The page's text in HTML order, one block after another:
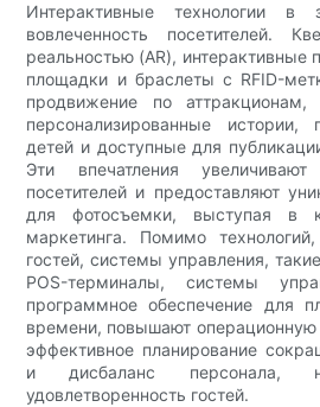
Интерактивные технологии в
вовлеченность посетителей.
реальностью (AR), интерактивные
площадки и браслеты с RFID-
продвижение по аттракционам,
персонализированные истории,
детей и доступные для
Эти впечатления
посетителей и предоставляют
для фотосъемки, выступая в
маркетинга. Помимо
гостей, системы управления,
POS-терминалы, системы
программное обеспечение для
времени, повышают операционную
эффективное планирование
и дисбаланс персонала,
удовлетворенность гостей.